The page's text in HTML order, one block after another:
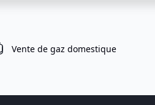
Vente de gaz domestique